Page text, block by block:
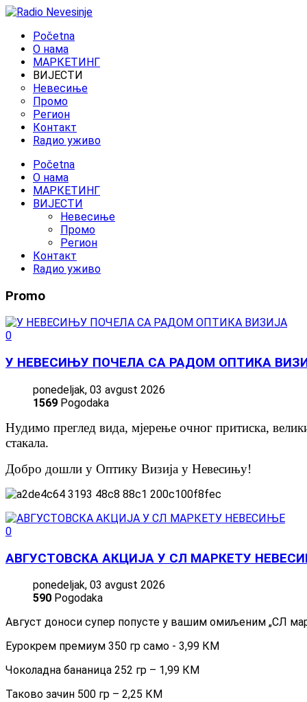
Početna
O нама
МАРКЕТИНГ
ВИЈЕСТИ
Невесиње
Промо
Регион
Контакт
Rадио уживо
Početna
O нама
МАРКЕТИНГ
ВИЈЕСТИ
Невесиње
Промо
Регион
Контакт
Rадио уживо
Promo
0
У НЕВЕСИЊУ ПОЧЕЛА СА РАДОМ ОПТИКА
ponedeljak, 03 avgust 2026
1569 Pogodaka
Нудимо преглед вида, мјерење очног притиска,
стакала.
Добро дошли у Оптику Визија у Невесињу!
0
АВГУСТОВСКА АКЦИЈА У СЛ МАРКЕТУ
ponedeljak, 03 avgust 2026
590 Pogodaka
Август доноси супер попусте у вашим омиљеним „СЛ
Еурокрем премиум 350 гр само - 3,99 КМ
Чоколадна бананица 252 гр – 1,99 КМ
Таково зачин 500 гр – 2,25 КМ